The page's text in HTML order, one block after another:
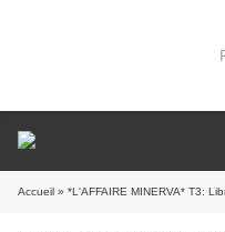
Accueil » *L'AFFAIRE MINERVA* T3: Libre